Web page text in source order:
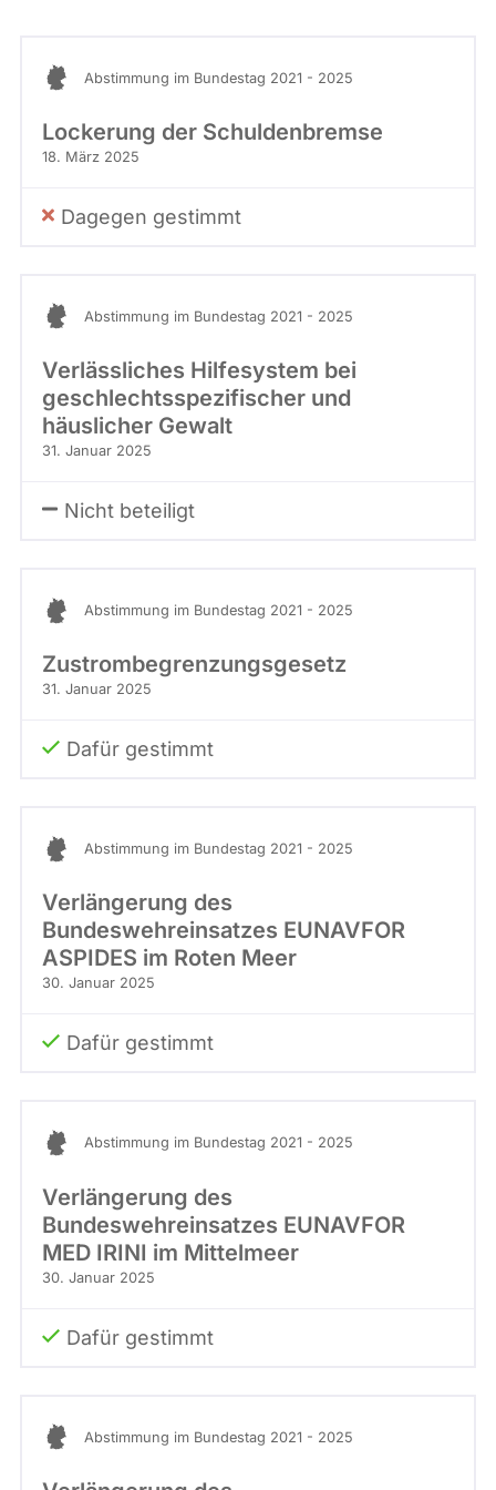
werden.Abstimmung im Bundestag 2021 - 2025
Lockerung der Schuldenbremse
18. März 2025
Dagegen gestimmt
Abstimmung im Bundestag 2021 - 2025
Verlässliches Hilfesystem bei
geschlechtsspezifischer und
häuslicher Gewalt
31. Januar 2025
Nicht beteiligt
Abstimmung im Bundestag 2021 - 2025
Zustrombegrenzungsgesetz
31. Januar 2025
Dafür gestimmt
Abstimmung im Bundestag 2021 - 2025
Verlängerung des
Bundeswehreinsatzes EUNAVFOR
ASPIDES im Roten Meer
30. Januar 2025
Dafür gestimmt
Abstimmung im Bundestag 2021 - 2025
Verlängerung des
Bundeswehreinsatzes EUNAVFOR
MED IRINI im Mittelmeer
30. Januar 2025
Dafür gestimmt
Abstimmung im Bundestag 2021 - 2025